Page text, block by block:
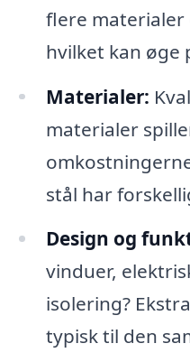
flere materialer
hvilket kan øge
Materialer:
materialer
stål har
Design og
vinduer,
isolering?
typisk til den